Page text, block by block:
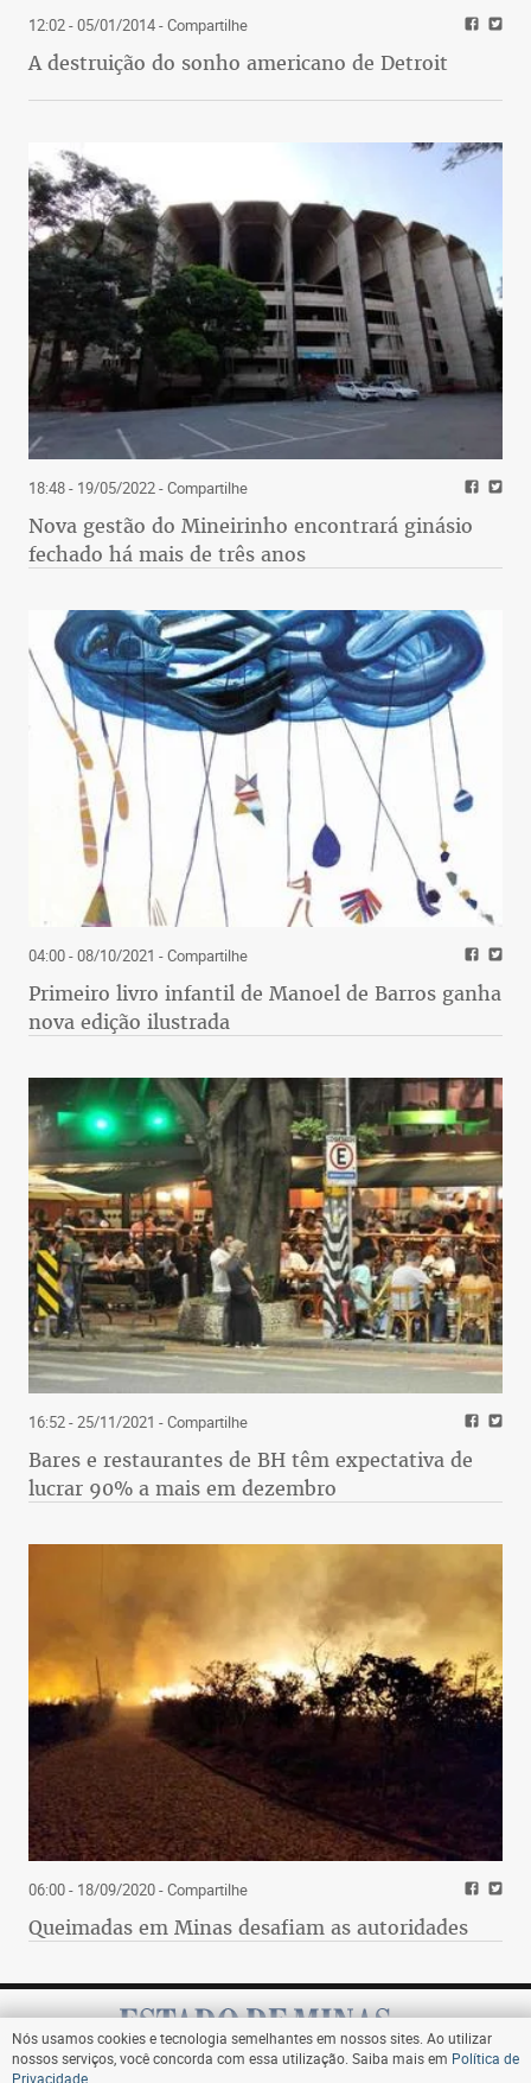
12:02 - 05/01/2014- Compartilhe
A destruição do sonho americano de Detroit
18:48 - 19/05/2022- Compartilhe
Nova gestão do Mineirinho encontrará ginásio
fechado há mais de três anos
04:00 - 08/10/2021 - Compartilhe
Primeiro livro infantil de Manoel de Barros ganha
nova edição ilustrada
16:52 - 25/11/2021 - Compartilhe
Bares e restaurantes de BH têm expectativa de
lucrar 90% a mais em dezembro
06:00 - 18/09/2020- Compartilhe
Queimadas em Minas desafiam as autoridades
Nós usamos cookies e tecnologia semelhantes em nossos sites. Ao utilizar
nossos serviços, você concorda com essa utilização. Saiba mais em Política de
Privacidade